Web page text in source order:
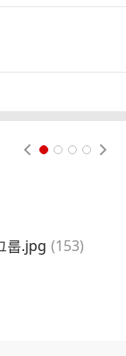
룹.jpg 댓
(153)